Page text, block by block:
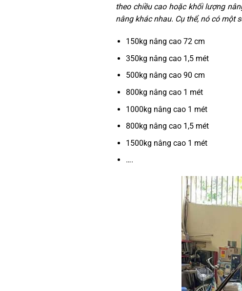
theo chiều cao hoặc khối lượng
nâng khác nhau. Cụ thể, nó có một
150kg nâng cao 72 cm
350kg nâng cao 1,5 mét
500kg nâng cao 90 cm
800kg nâng cao 1 mét
1000kg nâng cao 1 mét
800kg nâng cao 1,5 mét
1500kg nâng cao 1 mét
….